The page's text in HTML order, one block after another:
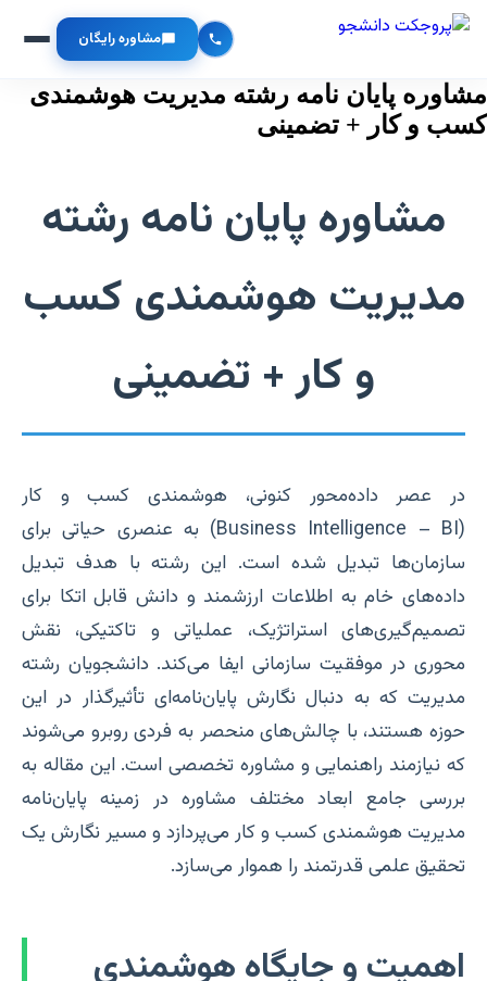
مشاوره رایگان
مشاوره پایان نامه رشته مدیریت هوشمندی
کسب و کار + تضمینی
مشاوره پایان نامه رشته
مدیریت هوشمندی کسب
و کار + تضمینی
در عصر داده‌محور کنونی، هوشمندی کسب و کار
(Business Intelligence – BI) به عنصری حیاتی برای
سازمان‌ها تبدیل شده است. این رشته با هدف تبدیل
داده‌های خام به اطلاعات ارزشمند و دانش قابل اتکا برای
تصمیم‌گیری‌های استراتژیک، عملیاتی و تاکتیکی، نقش
محوری در موفقیت سازمانی ایفا می‌کند. دانشجویان رشته
مدیریت که به دنبال نگارش پایان‌نامه‌ای تأثیرگذار در این
حوزه هستند، با چالش‌های منحصر به فردی روبرو می‌شوند
که نیازمند راهنمایی و مشاوره تخصصی است. این مقاله به
بررسی جامع ابعاد مختلف مشاوره در زمینه پایان‌نامه
مدیریت هوشمندی کسب و کار می‌پردازد و مسیر نگارش یک
تحقیق علمی قدرتمند را هموار می‌سازد.
اهمیت و جایگاه هوشمندی